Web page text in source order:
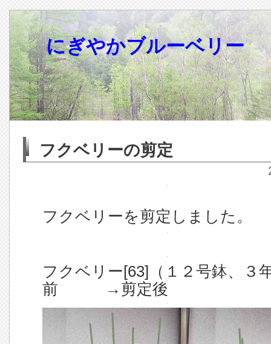
にぎやかブルーベリー
フクベリーの剪定
フクベリーを剪定しました。
フクベリー[63]（１２号鉢、
前 →剪定後